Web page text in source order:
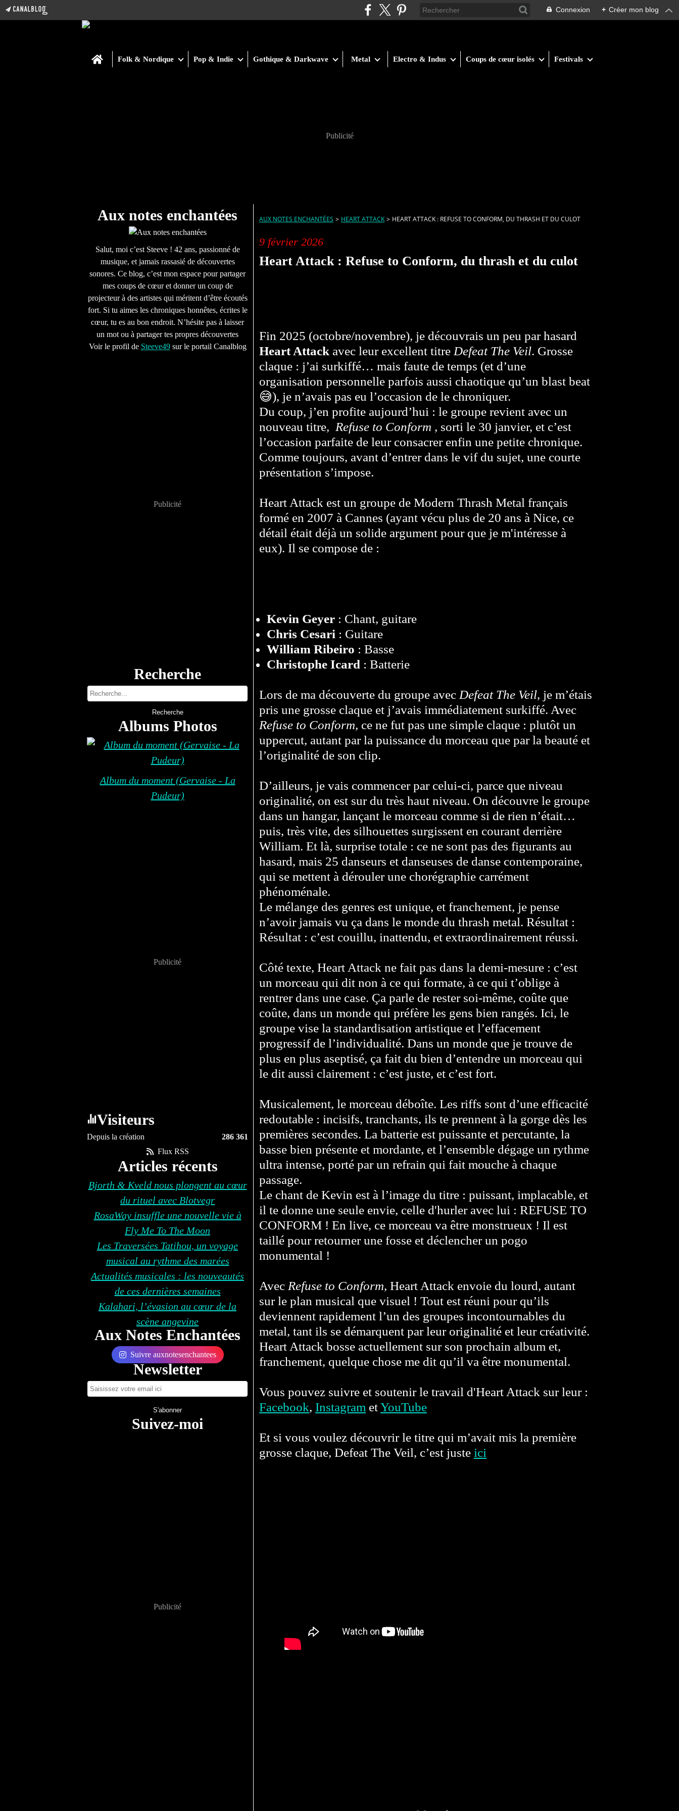
Connexion + Créer mon blog
Home
Folk & Nordique Pop & Indie Gothique & Darkwave Metal Electro & Indus Coups de cœur isolés Festivals
Publicité
Aux notes enchantées
Salut, moi c’est Steeve ! 42 ans, passionné de
musique, et jamais rassasié de découvertes
sonores. Ce blog, c’est mon espace pour partager
mes coups de cœur et donner un coup de
projecteur à des artistes qui méritent d’être écoutés
fort. Si tu aimes les chroniques honnêtes, écrites le
cœur, tu es au bon endroit. N’hésite pas à laisser
un mot ou à partager tes propres découvertes
Voir le profil de Steeve49sur le portail Canalblog
Publicité
Recherche
Albums Photos
Album du moment (Gervaise - La
Pudeur)
Publicité
Visiteurs
Depuis la création
286 361
Flux RSS
Articles récents
Bjorth & Kveld nous plongent au cœur
du rituel avec Blotvegr
RosaWay insuffle une nouvelle vie à
Fly Me To The Moon
Les Traversées Tatihou, un voyage
musical au rythme des marées
Actualités musicales : les nouveautés
de ces dernières semaines
Kalahari, l’évasion au cœur de la
scène angevine
Aux Notes Enchantées
Suivre auxnotesenchantees
Newsletter
Suivez-moi
Publicité
AUX NOTES ENCHANTÉES > HEART ATTACK > HEART ATTACK : REFUSE TO CONFORM, DU THRASH ET DU CULOT
9 février 2026
Heart Attack : Refuse to Conform, du thrash et du culot
Fin 2025 (octobre/novembre), je découvrais un peu par hasard
Heart Attack avec leur excellent titre Defeat The Veil. Grosse
claque : j’ai surkiffé… mais faute de temps (et d’une
organisation personnelle parfois aussi chaotique qu’un blast beat
😅), je n’avais pas eu l’occasion de le chroniquer.
Du coup, j’en profite aujourd’hui : le groupe revient avec un
nouveau titre, Refuse to Conform , sorti le 30 janvier, et c’est
l’occasion parfaite de leur consacrer enfin une petite chronique.
Comme toujours, avant d’entrer dans le vif du sujet, une courte
présentation s’impose.
Heart Attack est un groupe de Modern Thrash Metal français
formé en 2007 à Cannes (ayant vécu plus de 20 ans à Nice, ce
détail était déjà un solide argument pour que je m'intéresse à
eux). Il se compose de :
Kevin Geyer : Chant, guitare
Chris Cesari : Guitare
William Ribeiro : Basse
Christophe Icard : Batterie
Lors de ma découverte du groupe avec Defeat The Veil, je m’étais
pris une grosse claque et j’avais immédiatement surkiffé. Avec
Refuse to Conform, ce ne fut pas une simple claque : plutôt un
uppercut, autant par la puissance du morceau que par la beauté et
l’originalité de son clip.
D’ailleurs, je vais commencer par celui-ci, parce que niveau
originalité, on est sur du très haut niveau. On découvre le groupe
dans un hangar, lançant le morceau comme si de rien n’était…
puis, très vite, des silhouettes surgissent en courant derrière
William. Et là, surprise totale : ce ne sont pas des figurants au
hasard, mais 25 danseurs et danseuses de danse contemporaine,
qui se mettent à dérouler une chorégraphie carrément
phénoménale.
Le mélange des genres est unique, et franchement, je pense
n’avoir jamais vu ça dans le monde du thrash metal. Résultat :
Résultat : c’est couillu, inattendu, et extraordinairement réussi.
Côté texte, Heart Attack ne fait pas dans la demi-mesure : c’est
un morceau qui dit non à ce qui formate, à ce qui t’oblige à
rentrer dans une case. Ça parle de rester soi-même, coûte que
coûte, dans un monde qui préfère les gens bien rangés. Ici, le
groupe vise la standardisation artistique et l’effacement
progressif de l’individualité. Dans un monde que je trouve de
plus en plus aseptisé, ça fait du bien d’entendre un morceau qui
le dit aussi clairement : c’est juste, et c’est fort.
Musicalement, le morceau déboîte. Les riffs sont d’une efficacité
redoutable : incisifs, tranchants, ils te prennent à la gorge dès les
premières secondes. La batterie est puissante et percutante, la
basse bien présente et mordante, et l’ensemble dégage un rythme
ultra intense, porté par un refrain qui fait mouche à chaque
passage.
Le chant de Kevin est à l’image du titre : puissant, implacable, et
il te donne une seule envie, celle d'hurler avec lui : REFUSE TO
CONFORM ! En live, ce morceau va être monstrueux ! Il est
taillé pour retourner une fosse et déclencher un pogo
monumental !
Avec Refuse to Conform, Heart Attack envoie du lourd, autant
sur le plan musical que visuel ! Tout est réuni pour qu’ils
deviennent rapidement l’un des groupes incontournables du
metal, tant ils se démarquent par leur originalité et leur créativité.
Heart Attack bosse actuellement sur son prochain album et,
franchement, quelque chose me dit qu’il va être monumental.
Vous pouvez suivre et soutenir le travail d'Heart Attack sur leur :
Facebook, Instagram etYouTube
Et si vous voulez découvrir le titre qui m’avait mis la première
grosse claque, Defeat The Veil, c’est juste ici